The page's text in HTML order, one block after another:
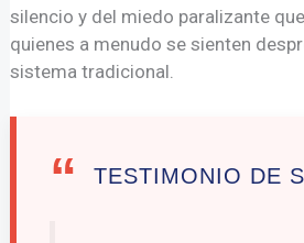
silencio y del miedo paralizante
quienes a menudo se sienten
sistema tradicional.
“ TESTIMONIO DE